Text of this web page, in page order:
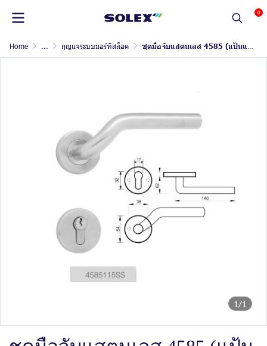
0
Home ... กุญแจระบบมอร์ทิสล็อค ชุดมือจับแสตนเลส 4585 (แป้นแยก)
1/1